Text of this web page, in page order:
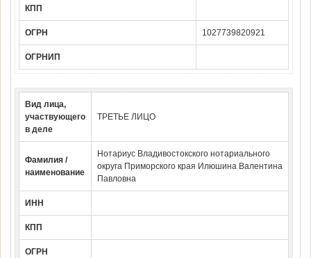
КПП
ОГРН 1027739820921
ОГРНИП
Вид лица,
участвующего
в деле
ТРЕТЬЕ ЛИЦО
Фамилия /
наименование
Нотариус Владивостокского нотариального
округа Приморского края Илюшина Валентина
Павловна
ИНН
КПП
ОГРН